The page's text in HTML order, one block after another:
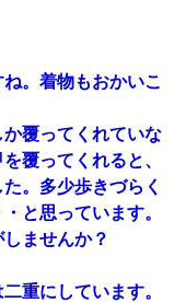
。着物もおかいこ
覆ってくれていな
覆ってくれると、
。多少歩きづらく
と思っています。
ませんか？
重にしています。